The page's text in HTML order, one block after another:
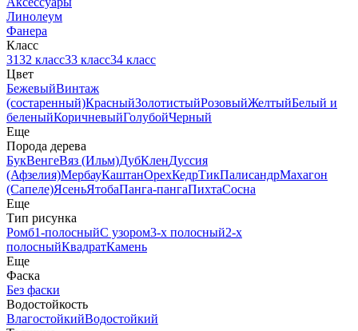
Линолеум
Фанера
Класс
3132 класс33 класс34 класс
Цвет
БежевыйВинтаж
(состаренный)КрасныйЗолотистыйРозовыйЖелтыйБелый и
беленыйКоричневыйГолубойЧерный
Еще
Порода дерева
БукВенгеВяз (Ильм)ДубКленДуссия
(Афзелия)МербауКаштанОрехКедрТикПалисандрМахагон
(Сапеле)ЯсеньЯтобаПанга-пангаПихтаСосна
Еще
Тип рисунка
Ромб1-полосныйС узором3-х полосный2-х
полосныйКвадратКамень
Еще
Фаска
Без фаски
Водостойкость
ВлагостойкийВодостойкий